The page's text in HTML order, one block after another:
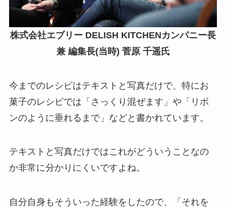
株式会社エブリー DELISH KITCHENカンパニー長
兼 編集長(当時) 菅原 千遥氏
今までのレシピはテキストと写真だけで、特にお
菓子のレシピでは「さっくり混ぜます」や「リボ
ンのように垂れるまで」などと書かれています。
テキストと写真だけではこれがどういうことなの
か非常に分かりにくいですよね。
自分自身もそういった経験をしたので、「それを